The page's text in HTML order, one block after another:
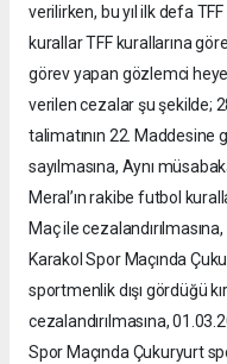
verilirken, bu yıl ilk defa
kurallar TFF kurallarına
görev yapan gözlemci
verilen cezalar şu şekilde;
talimatının 22. Maddesine
sayılmasına, Aynı
Meral’ın rakibe futbol
Maç ile
Karakol Spor Maçında
sportmenlik dışı gördüğü
cezalandırılmasına,
Spor Maçında Çukuryurt